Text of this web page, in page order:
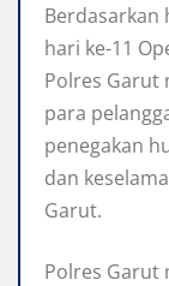
Berdasarkan
hari ke-11
Polres Garut
para
penegakan
dan
Garut.
Polres Garut